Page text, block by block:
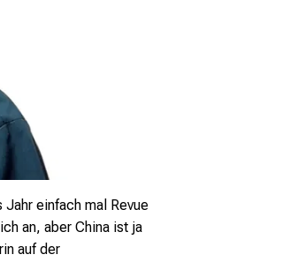
Jahr einfach mal Revue
an, aber China ist ja
auf der